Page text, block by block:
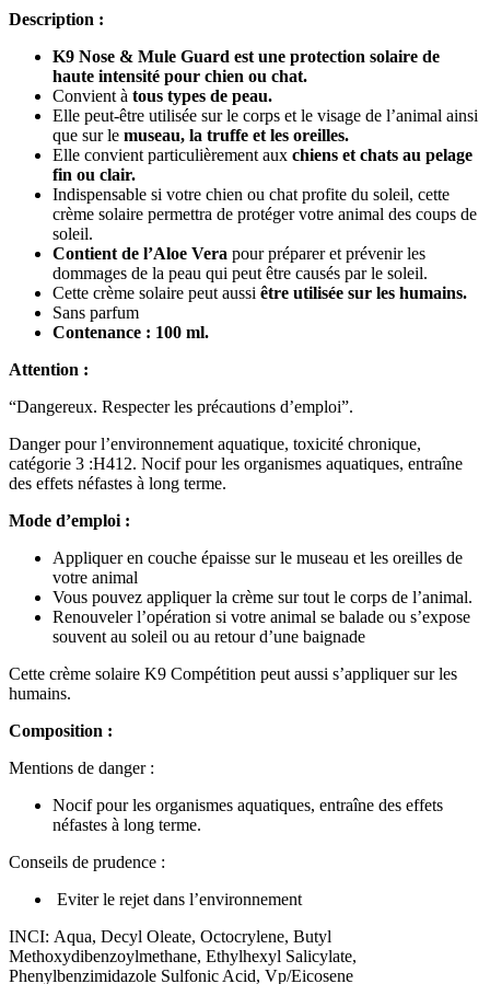
Description :
K9 Nose & Mule Guard est une protection solaire de
haute intensité pour chien ou chat.
Convient à tous types de peau.
Elle peut-être utilisée sur le corps et le visage de l’animal ainsi
que sur le museau, la truffe et les oreilles.
Elle convient particulièrement aux chiens et chats au pelage
fin ou clair.
Indispensable si votre chien ou chat profite du soleil, cette
crème solaire permettra de protéger votre animal des coups de
soleil.
Contient de l’Aloe Vera pour préparer et prévenir les
dommages de la peau qui peut être causés par le soleil.
Cette crème solaire peut aussi être utilisée sur les humains.
Sans parfum
Contenance : 100 ml.
Attention :
“Dangereux. Respecter les précautions d’emploi”.
Danger pour l’environnement aquatique, toxicité chronique,
catégorie 3 :H412. Nocif pour les organismes aquatiques, entraîne
des effets néfastes à long terme.
Mode d’emploi :
Appliquer en couche épaisse sur le museau et les oreilles de
votre animal
Vous pouvez appliquer la crème sur tout le corps de l’animal.
Renouveler l’opération si votre animal se balade ou s’expose
souvent au soleil ou au retour d’une baignade
Cette crème solaire K9 Compétition peut aussi s’appliquer sur les
humains.
Composition :
Mentions de danger :
Nocif pour les organismes aquatiques, entraîne des effets
néfastes à long terme.
Conseils de prudence :
Eviter le rejet dans l’environnement
INCI: Aqua, Decyl Oleate, Octocrylene, Butyl
Methoxydibenzoylmethane, Ethylhexyl Salicylate,
Phenylbenzimidazole Sulfonic Acid, Vp/Eicosene